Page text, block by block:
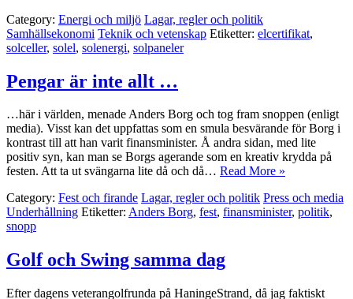
Category: Energi och miljö Lagar, regler och politik
Samhällsekonomi Teknik och vetenskap Etiketter: elcertifikat,
solceller, solel, solenergi, solpaneler
Pengar är inte allt …
…här i världen, menade Anders Borg och tog fram snoppen (enligt
media). Visst kan det uppfattas som en smula besvärande för Borg i
kontrast till att han varit finansminister. Å andra sidan, med lite
positiv syn, kan man se Borgs agerande som en kreativ krydda på
festen. Att ta ut svängarna lite då och då… Read More »
Category: Fest och firande Lagar, regler och politik Press och media
Underhållning Etiketter: Anders Borg, fest, finansminister, politik,
snopp
Golf och Swing samma dag
Efter dagens veterangolfrunda på HaningeStrand, då jag faktiskt